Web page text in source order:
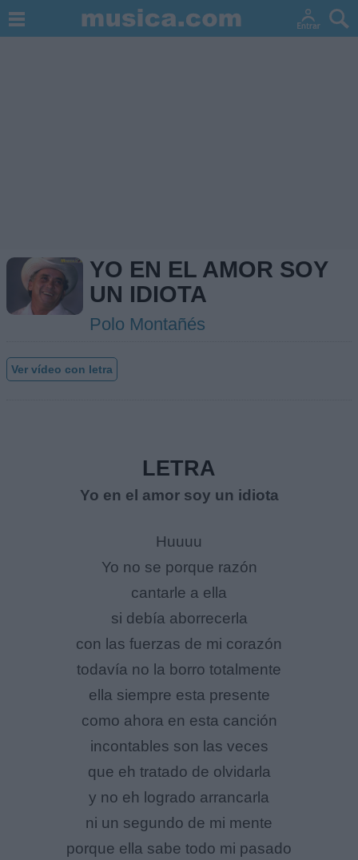
YO EN EL AMOR SOY
UN IDIOTA
Polo Montañés
Ver vídeo con letra
LETRA
Yo en el amor soy un idiota
Huuuu
Yo no se porque razón
cantarle a ella
si debía aborrecerla
con las fuerzas de mi corazón
todavía no la borro totalmente
ella siempre esta presente
como ahora en esta canción
incontables son las veces
que eh tratado de olvidarla
y no eh logrado arrancarla
ni un segundo de mi mente
porque ella sabe todo mi pasado